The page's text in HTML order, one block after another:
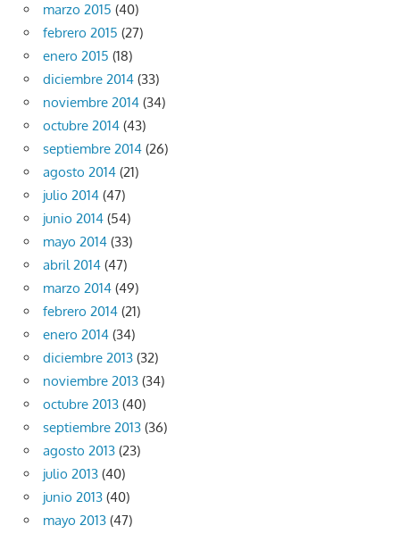
marzo 2015 (40)
febrero 2015 (27)
enero 2015 (18)
diciembre 2014 (33)
noviembre 2014 (34)
octubre 2014 (43)
septiembre 2014 (26)
agosto 2014 (21)
julio 2014 (47)
junio 2014 (54)
mayo 2014 (33)
abril 2014 (47)
marzo 2014 (49)
febrero 2014 (21)
enero 2014 (34)
diciembre 2013 (32)
noviembre 2013 (34)
octubre 2013 (40)
septiembre 2013 (36)
agosto 2013 (23)
julio 2013 (40)
junio 2013 (40)
mayo 2013 (47)